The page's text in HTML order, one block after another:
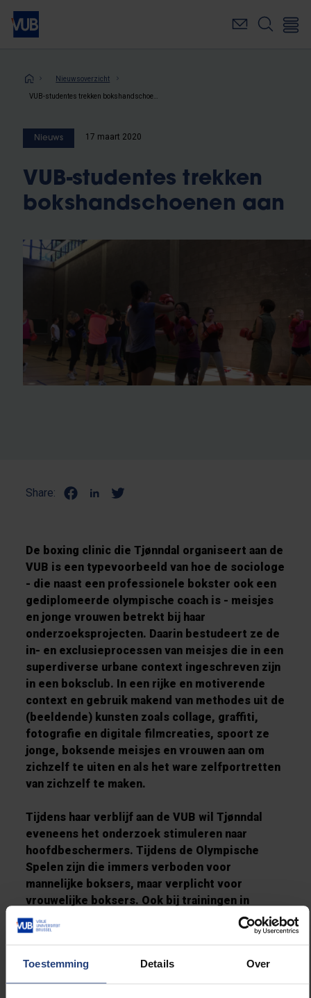
Toestemming Details Over
Overslaan
naar
inhoudKruimelpad
Nieuwsoverzicht
Nieuws 17 maart 2020
VUB-studentes trekken
bokshandschoenen aan
Share:
De boxing clinic die Tjønndal organiseert aan de
VUB is een typevoorbeeld van hoe de sociologe
- die naast een professionele bokster ook een
gediplomeerde olympische coach is - meisjes
en jonge vrouwen betrekt bij haar
onderzoeksprojecten. Daarin bestudeert ze de
in- en exclusieprocessen van meisjes die in een
superdiverse urbane context ingeschreven zijn
in een boksclub. In een rijke en motiverende
context en gebruik makend van methodes uit de
(beeldende) kunsten zoals collage, graffiti,
fotografie en digitale filmcreaties, spoort ze
jonge, boksende meisjes en vrouwen aan om
zichzelf te uiten en als het ware zelfportretten
van zichzelf te maken.
Tijdens haar verblijf aan de VUB wil Tjønndal
eveneens het onderzoek stimuleren naar
hoofdbeschermers. Tijdens de Olympische
Spelen zijn die immers verboden voor
mannelijke boksers, maar verplicht voor
vrouwelijke boksers. Ook bij trainingen in
boksclubs zijn meisjes en vrouwen verplicht
hoofdbeschermers te dragen. De vraag is:
door de officiële boksinstanties worden
aangedragen voor die ongelijke behandeling van